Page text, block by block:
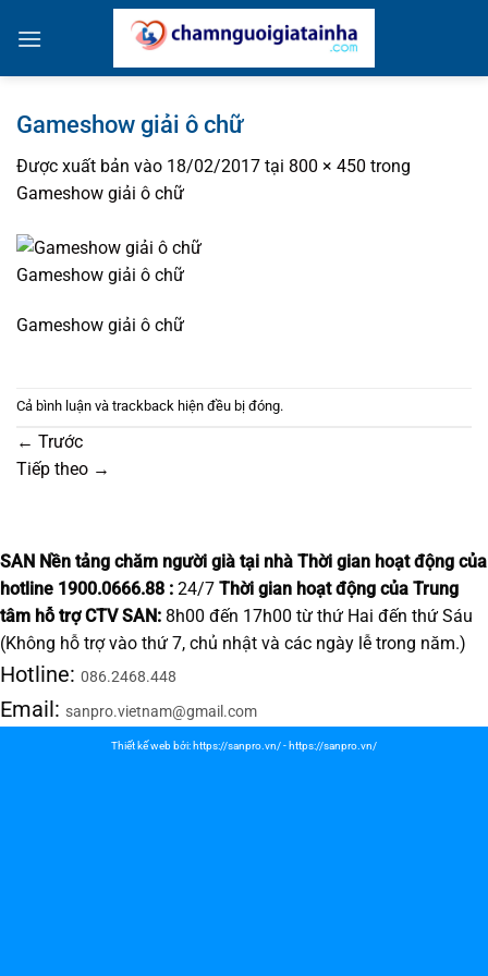
qua
Gameshow giải ô chữ
Được xuất bản vào 18/02/2017 tại 800 × 450 trong
Gameshow giải ô chữ
Gameshow giải ô chữ
Gameshow giải ô chữ
Cả bình luận và trackback hiện đều bị đóng.
← Trước
Tiếp theo →
SAN Nền tảng chăm người già tại nhà Thời gian hoạt động của
hotline 1900.0666.88 : 24/7 Thời gian hoạt động của Trung
tâm hỗ trợ CTV SAN: 8h00 đến 17h00 từ thứ Hai đến thứ Sáu
(Không hỗ trợ vào thứ 7, chủ nhật và các ngày lễ trong năm.)
Hotline: 086.2468.448
Email: sanpro.vietnam@gmail.com
Thiết kế web bởi: https://sanpro.vn/- https://sanpro.vn/